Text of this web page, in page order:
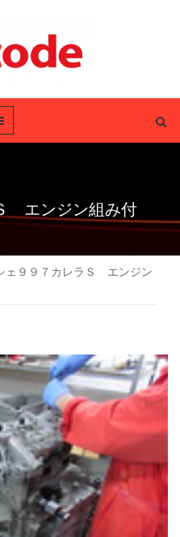
エンジン組み付
ェ９９７カレラＳ エンジン